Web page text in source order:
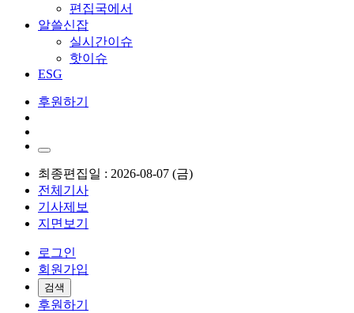
편집국에서
알쓸신잡
실시간이슈
핫이슈
ESG
후원하기
최종편집일 : 2026-08-07 (금)
전체기사
기사제보
지면보기
로그인
회원가입
검색
후원하기